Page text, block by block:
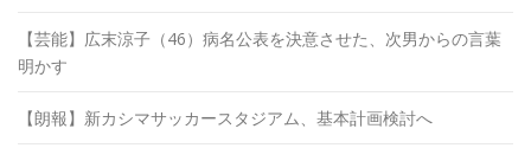
【芸能】広末涼子（46）病名公表を決意させた、次男からの言葉
明かす
【朗報】新カシマサッカースタジアム、基本計画検討へ